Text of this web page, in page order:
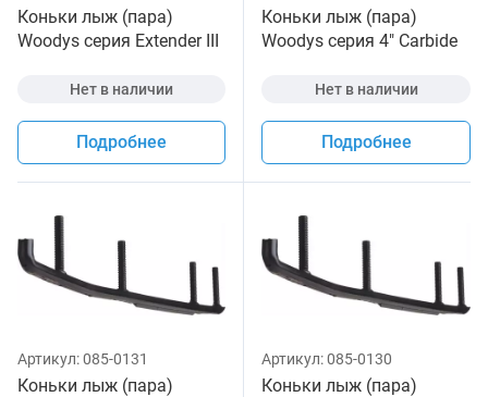
Коньки лыж (пара)
Woodys серия Extender III
Нет в наличии
Подробнее
Коньки лыж (пара)
Woodys серия 4" Carbide
Нет в наличии
Подробнее
Артикул:085-0131
Коньки лыж (пара)
Артикул:085-0130
Коньки лыж (пара)